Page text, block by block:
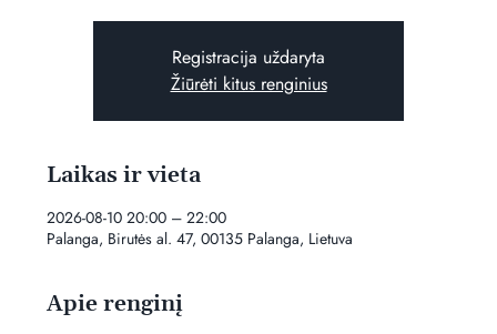
Registracija uždaryta
Žiūrėti kitus renginius
Laikas ir vieta
2026-08-10 20:00 – 22:00
Palanga, Birutės al. 47, 00135 Palanga, Lietuva
Apie renginį